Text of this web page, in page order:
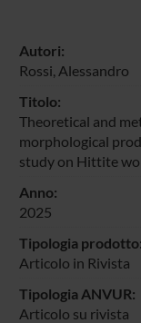
Autori:
Rossi, Alessandro
Titolo:
Theoretical and
morphological
study on Hittite
Anno:
2025
Tipologia prodotto:
Articolo in Rivista
Tipologia ANVUR:
Articolo su rivista